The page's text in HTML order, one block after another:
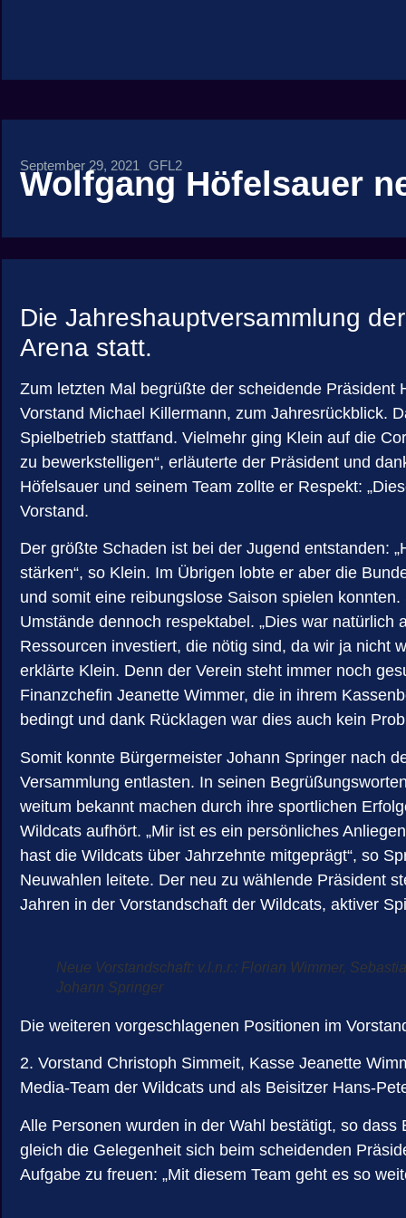
September 29, 2021 GFL2
Wolfgang Höfelsauer
Die Jahreshauptversammlung
Arena statt.
Zum letzten Mal begrüßte der scheidende
Vorstand Michael Killermann, zum Jahresrückblick.
Spielbetrieb stattfand. Vielmehr ging Klein auf die
zu bewerkstelligen“, erläuterte der Präsident und
Höfelsauer und seinem Team zollte er Respekt:
Vorstand.
Der größte Schaden ist bei der Jugend entstanden:
stärken“, so Klein. Im Übrigen lobte er aber die
und somit eine reibungslose Saison spielen
Umstände dennoch respektabel. „Dies war
Ressourcen investiert, die nötig sind, da wir ja nicht
erklärte Klein. Denn der Verein steht immer noch
Finanzchefin Jeanette Wimmer, die in ihrem
bedingt und dank Rücklagen war dies auch kein
Somit konnte Bürgermeister Johann Springer nach
Versammlung entlasten. In seinen
weitum bekannt machen durch ihre sportlichen
Wildcats aufhört. „Mir ist es ein persönliches
hast die Wildcats über Jahrzehnte mitgeprägt“, so
Neuwahlen leitete. Der neu zu wählende Präsident
Jahren in der Vorstandschaft der Wildcats, aktiver
Neue Vorstandschaft: v.l.n.r.: Florian Wimmer,
Johann Springer
Die weiteren vorgeschlagenen Positionen im
2. Vorstand Christoph Simmeit, Kasse Jeanette
Media-Team der Wildcats und als Beisitzer Hans-
Alle Personen wurden in der Wahl bestätigt, so
gleich die Gelegenheit sich beim scheidenden
Aufgabe zu freuen: „Mit diesem Team geht es so